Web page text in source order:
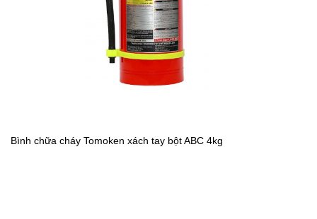
Bình chữa cháy Tomoken xách tay bột ABC 4kg